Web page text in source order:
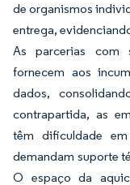
de organismos
entrega,
As parcerias com
fornecem aos
dados,
contrapartida, as
têm dificuldade
demandam suporte
O espaço da